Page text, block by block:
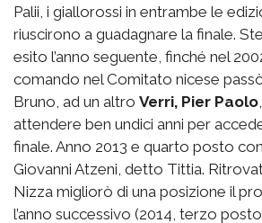
Palii, i giallorossi in entrambe le
riuscirono a guadagnare la finale.
esito l’anno seguente, finché nel
comando nel Comitato nicese
Bruno, ad un altro Verri, Pier Paolo
attendere ben undici anni per
finale. Anno 2013 e quarto posto
Giovanni Atzeni, detto Tittia.
Nizza migliorò di una posizione il
l’anno successivo (2014, terzo